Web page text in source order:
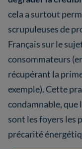
cela a surtout
scrupuleuses de
Français sur le
consommateurs
récupérant la
exemple). Cette
condamnable, que
sont les foyers les
précarité